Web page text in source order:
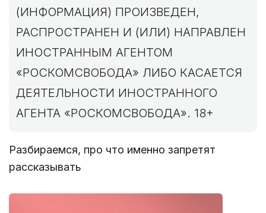
(ИНФОРМАЦИЯ) ПРОИЗВЕДЕН,
РАСПРОСТРАНЕН И (ИЛИ) НАПРАВЛЕН
ИНОСТРАННЫМ АГЕНТОМ
«РОСКОМСВОБОДА» ЛИБО КАСАЕТСЯ
ДЕЯТЕЛЬНОСТИ ИНОСТРАННОГО
АГЕНТА «РОСКОМСВОБОДА». 18+
Разбираемся, про что именно запретят
рассказывать